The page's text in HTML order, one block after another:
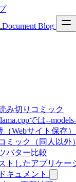
Document Blog
み切りコミック
では--
（Webサイト保存
ミック（同人以外）
バター比較
トしたアプリケ
キュメント